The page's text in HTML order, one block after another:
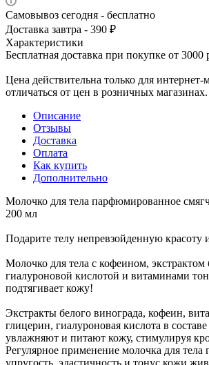
Самовывоз сегодня - бесплатно
Доставка завтра - 390 ₽
Характеристики
Бесплатная доставка при покупке от 3000
Цена действительна только для
отличаться от цен в розничных магазинах.
Описание
Отзывы
Доставка
Оплата
Как купить
Дополнительно
Молочко для тела парфюмированное
200 мл
Подарите телу непревзойденную красоту
Молочко для тела с кофеином, экстрактом
гиалуроновой кислотой и витаминами
подтягивает кожу!
Экстракты белого винограда, кофеин,
глицерин, гиалуроновая кислота в
увлажняют и питают кожу, стимулируя
Регулярное применение молочка для тела
упругость, эластичность и тонус кожи